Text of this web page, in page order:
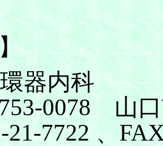
環器内科
0078 山
21-7722 、